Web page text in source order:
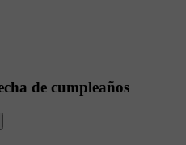
de cumpleaños